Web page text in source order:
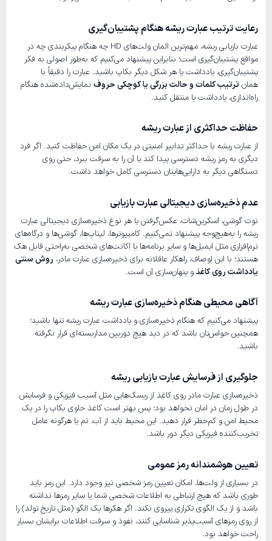
رعایت ترتیب عبارت ریشه هنگام پشتیبان‌گیری
عبارت بازیابی ریشه، مهم‌ترین المان ولت‌های HD چه هنگام پیکربندی چه در
مواقع پشتیبان‌گیری است؛ بنابراین پیشنهاد می‌کنیم که به‌طور اصولی به فکر
پشتیبان‌گیری، یادداشت یا هر شکل دیگر بکاپ باشید. عبارت را دقیقاً با
همان ترتیب کلمات و حالت بزرگی یا کوچکی حروف نمایش‌داده‌شده هنگام
راه‌اندازی، یادداشت یا منتقل کنید.
حفاظت حداکثری از عبارت ریشه
از عبارت ریشه با حداکثر تدابیر امنیتی در یک مکان امن حفاظت کنید. اگر فرد
دیگری به رمز ریشه دسترسی پیدا کند یا آن را به سرقت ببرد، حتی روی
دستگاهی دیگر به دارایی‌هایتان دسترسی کامل خواهد داشت.
عدم ذخیره‌سازی دیجیتالی عبارت بازیابی
نوت گوشی، اسکرین‌شات، عکس‌گرفتن یا هر نوع ذخیره‌سازی دیجیتالی عبارت
ریشه را به‌هیچ‌وجه پیشنهاد نمی‌کنیم. کامپیوترها، لپتاپ‌ها، گوشی‌ها و درگاه‌های
نرم‌افزاری مثل ایمیل‌ها و سایر برنامه‌ها یا اکانت‌های شخصی به‌راحتی قابل هک
هستند؛ با این‌ اوصاف، راهکار عاقلانه برای ذخیره‌سازی عبارت مادر، روش سنتی
یادداشت روی کاغذو پنهان‌سازی آن است.
آگاهی محیطی هنگام ذخیره‌سازی عبارت ریشه
پیشنهاد می‌کنیم که هنگام ذخیره‌سازی و یادداشت عبارت ریشه تنها باشید؛
همچنین حواس‌تان باشد که در دید هیچ دوربین مداربسته‌ای قرار نگرفته
باشید.
جلوگیری از فرسایش عبارت بازیابی ریشه
ذخیره‌سازی عبارت مادر روی کاغذ از ریسک‌هایی مثل آسیب فیزیکی و فرسایش
در طول زمان در امان نخواهد بود؛ پس بهتر است کاغذ حاوی بکاپ را در یک
محیط امن و کم‌خطر قرار دهید. این محیط باید از آب، نم یا هرگونه عامل
تخریب‌کننده فیزیکی دیگر دور باشد.
تعیین هوشمندانه رمز عمومی
در بسیاری از ولت‌ها، امکان تعیین رمز شخصی نیز وجود دارد. این رمز باید
طوری باشد که هیچ ارتباطی به اطلاعات شخصی شما یا سایر رمزها نداشته
باشد و از یک الگوی تکراری پیروی نکند. اگر هکرها یک الگو (مثل تاریخ تولد) را
از روی رمزهای آسیب‌پذیر شناسایی کنند،‌ نفوذ و سرقت اطلاعات برایشان بسیار
راحت خواهد بود.